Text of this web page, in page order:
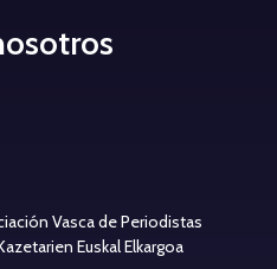
Vasca de Periodistas
Euskal Elkargoa